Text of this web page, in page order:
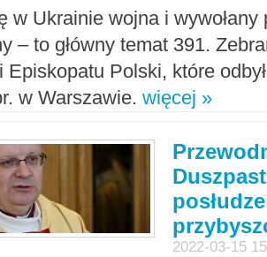
w Ukrainie wojna i
– to główny temat 391.
Episkopatu Polski, które
w Warszawie. więcej »
2022-03-15